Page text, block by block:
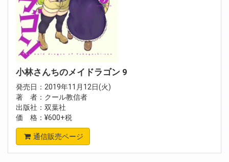
小林さんちのメイドラゴン 9
発売日：2019年11月12日(火)
著 者：クール教信者
出版社：双葉社
価 格：¥600+税
通信販売ページ